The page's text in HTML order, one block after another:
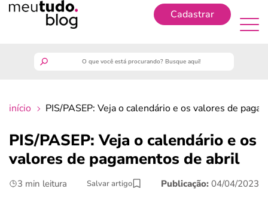
Cadastrar
finanças
benefícios
início PIS/PASEP: Veja o calendário e os valores de
PIS/PASEP: Veja o calendário e os
valores de pagamentos de abril
3 min leitura Salvar artigo Publicação: 04/04/2023